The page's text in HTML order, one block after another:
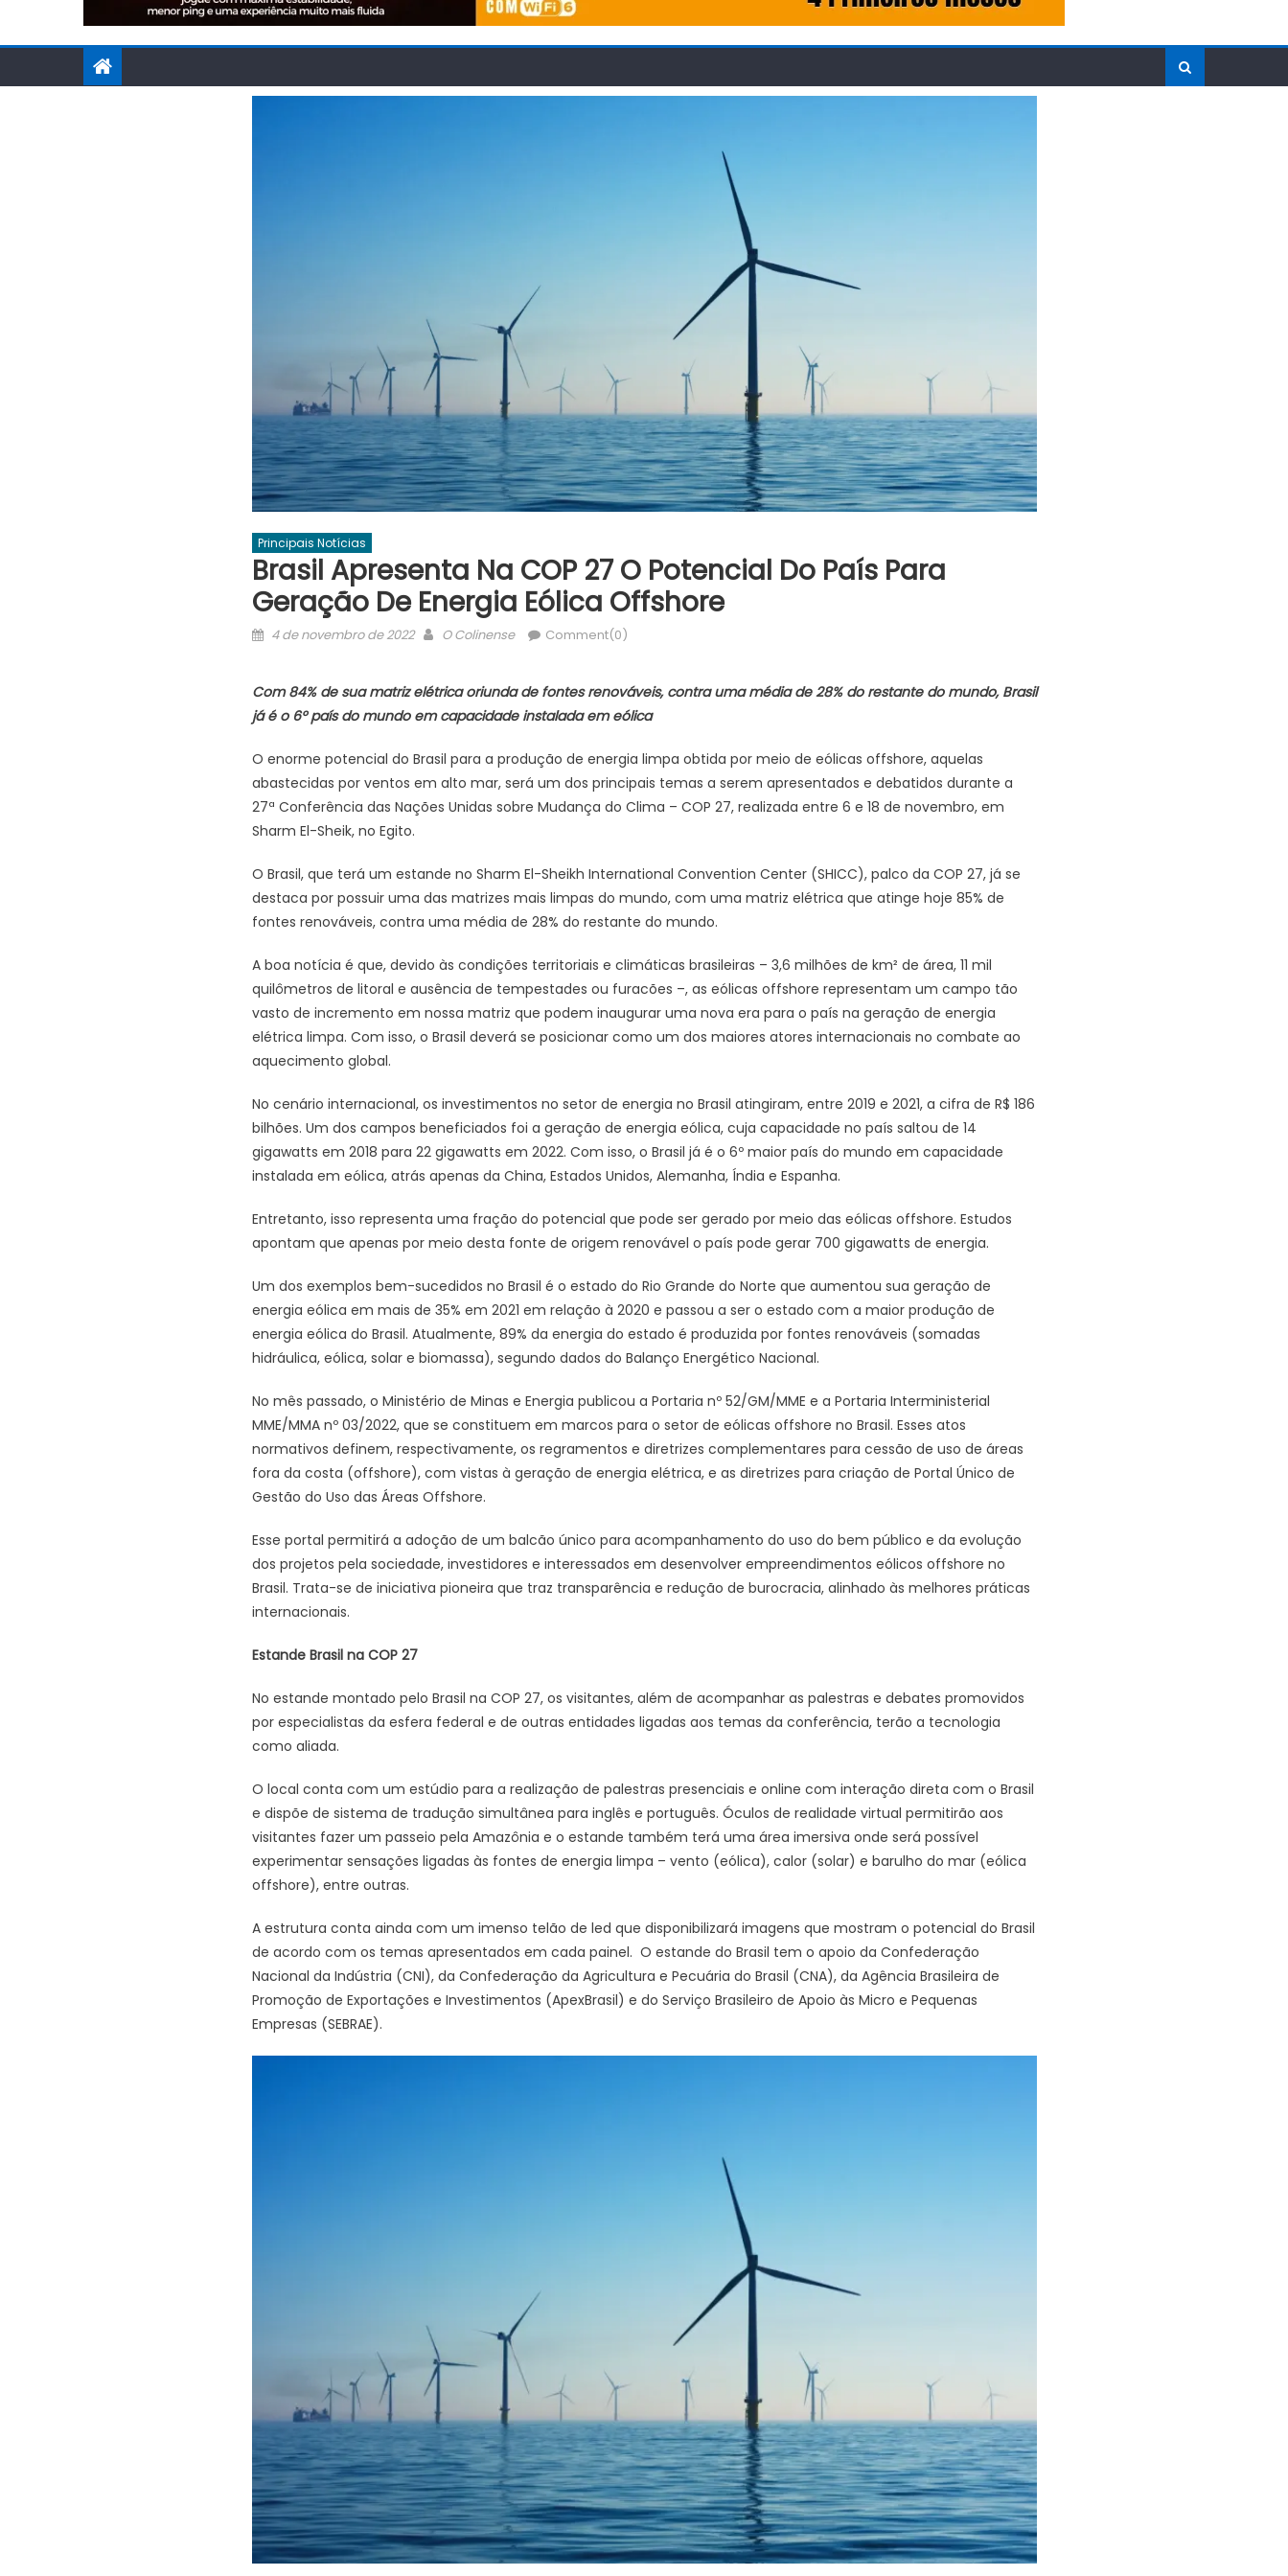
Principais Notícias
Brasil Apresenta Na COP 27 O Potencial Do País Para
Geração De Energia Eólica Offshore
Posted
4 de novembro de 2022 Author
O Colinense Comment(0)
Com 84% de sua matriz elétrica oriunda de fontes renováveis, contra uma média de 28% do restante do mundo, Brasil
já é o 6º país do mundo em capacidade instalada em eólica
O enorme potencial do Brasil para a produção de energia limpa obtida por meio de eólicas offshore, aquelas
abastecidas por ventos em alto mar, será um dos principais temas a serem apresentados e debatidos durante a
27ª Conferência das Nações Unidas sobre Mudança do Clima – COP 27, realizada entre 6 e 18 de novembro, em
Sharm El-Sheik, no Egito.
O Brasil, que terá um estande no Sharm El-Sheikh International Convention Center (SHICC), palco da COP 27, já se
destaca por possuir uma das matrizes mais limpas do mundo, com uma matriz elétrica que atinge hoje 85% de
fontes renováveis, contra uma média de 28% do restante do mundo.
A boa notícia é que, devido às condições territoriais e climáticas brasileiras – 3,6 milhões de km² de área, 11 mil
quilômetros de litoral e ausência de tempestades ou furacões –, as eólicas offshore representam um campo tão
vasto de incremento em nossa matriz que podem inaugurar uma nova era para o país na geração de energia
elétrica limpa. Com isso, o Brasil deverá se posicionar como um dos maiores atores internacionais no combate ao
aquecimento global.
No cenário internacional, os investimentos no setor de energia no Brasil atingiram, entre 2019 e 2021, a cifra de R$ 186
bilhões. Um dos campos beneficiados foi a geração de energia eólica, cuja capacidade no país saltou de 14
gigawatts em 2018 para 22 gigawatts em 2022. Com isso, o Brasil já é o 6º maior país do mundo em capacidade
instalada em eólica, atrás apenas da China, Estados Unidos, Alemanha, Índia e Espanha.
Entretanto, isso representa uma fração do potencial que pode ser gerado por meio das eólicas offshore. Estudos
apontam que apenas por meio desta fonte de origem renovável o país pode gerar 700 gigawatts de energia.
Um dos exemplos bem-sucedidos no Brasil é o estado do Rio Grande do Norte que aumentou sua geração de
energia eólica em mais de 35% em 2021 em relação à 2020 e passou a ser o estado com a maior produção de
energia eólica do Brasil. Atualmente, 89% da energia do estado é produzida por fontes renováveis (somadas
hidráulica, eólica, solar e biomassa), segundo dados do Balanço Energético Nacional.
No mês passado, o Ministério de Minas e Energia publicou a Portaria nº 52/GM/MME e a Portaria Interministerial
MME/MMA nº 03/2022, que se constituem em marcos para o setor de eólicas offshore no Brasil. Esses atos
normativos definem, respectivamente, os regramentos e diretrizes complementares para cessão de uso de áreas
fora da costa (offshore), com vistas à geração de energia elétrica, e as diretrizes para criação de Portal Único de
Gestão do Uso das Áreas Offshore.
Esse portal permitirá a adoção de um balcão único para acompanhamento do uso do bem público e da evolução
dos projetos pela sociedade, investidores e interessados em desenvolver empreendimentos eólicos offshore no
Brasil. Trata-se de iniciativa pioneira que traz transparência e redução de burocracia, alinhado às melhores práticas
internacionais.
Estande Brasil na COP 27
No estande montado pelo Brasil na COP 27, os visitantes, além de acompanhar as palestras e debates promovidos
por especialistas da esfera federal e de outras entidades ligadas aos temas da conferência, terão a tecnologia
como aliada.
O local conta com um estúdio para a realização de palestras presenciais e online com interação direta com o Brasil
e dispõe de sistema de tradução simultânea para inglês e português. Óculos de realidade virtual permitirão aos
visitantes fazer um passeio pela Amazônia e o estande também terá uma área imersiva onde será possível
experimentar sensações ligadas às fontes de energia limpa – vento (eólica), calor (solar) e barulho do mar (eólica
offshore), entre outras.
A estrutura conta ainda com um imenso telão de led que disponibilizará imagens que mostram o potencial do Brasil
de acordo com os temas apresentados em cada painel. O estande do Brasil tem o apoio da Confederação
Nacional da Indústria (CNI), da Confederação da Agricultura e Pecuária do Brasil (CNA), da Agência Brasileira de
Promoção de Exportações e Investimentos (ApexBrasil) e do Serviço Brasileiro de Apoio às Micro e Pequenas
Empresas (SEBRAE).